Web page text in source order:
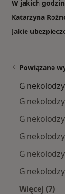
W jakich
Katarzyna
Jakie
Powiązane
Więcej (7)